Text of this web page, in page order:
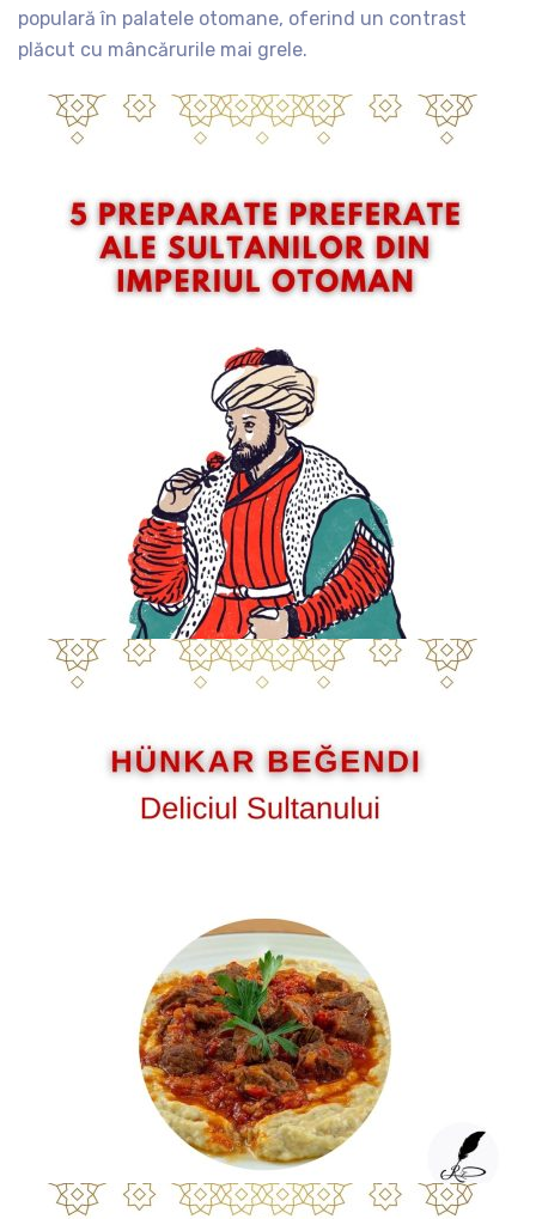
populară în palatele otomane, oferind un contrast
plăcut cu mâncărurile mai grele.